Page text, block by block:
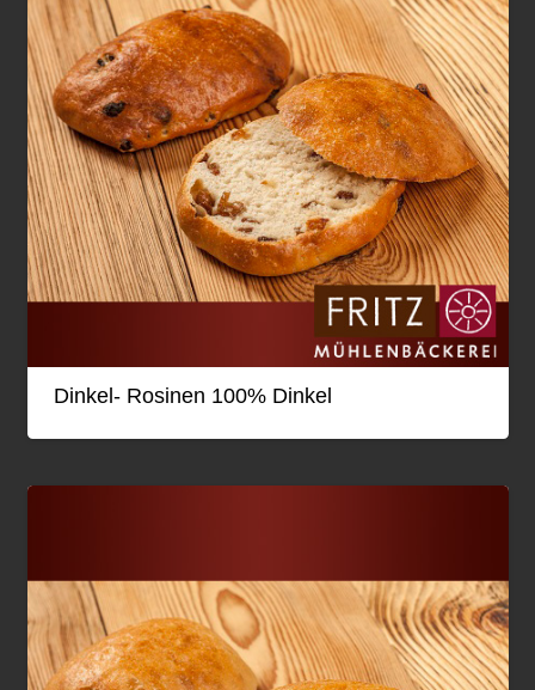
Dinkel- Rosinen 100% Dinkel